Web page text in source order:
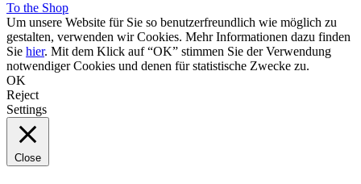
To the Shop
Um unsere Website für Sie so benutzerfreundlich wie möglich zu
gestalten, verwenden wir Cookies. Mehr Informationen dazu finden
Sie hier. Mit dem Klick auf “OK” stimmen Sie der Verwendung
notwendiger Cookies und denen für statistische Zwecke zu.
OK
Reject
Settings
Close